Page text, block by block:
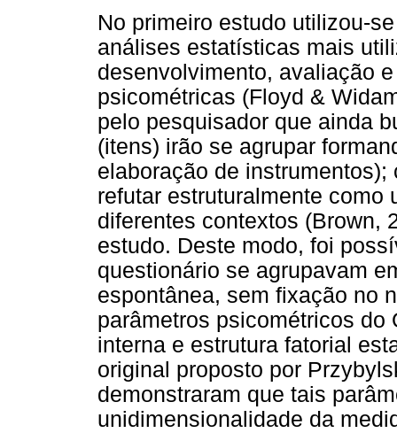
No primeiro estudo utilizou-
análises estatísticas mais
desenvolvimento, avaliação
psicométricas (Floyd &
pelo pesquisador que ainda
(itens) irão se agrupar
elaboração de
refutar estruturalmente como
diferentes contextos (Brown,
estudo. Deste modo, foi
questionário se agrupavam
espontânea, sem fixação no
parâmetros psicométricos
interna e estrutura fatorial
original proposto por
demonstraram que tais
unidimensionalidade da